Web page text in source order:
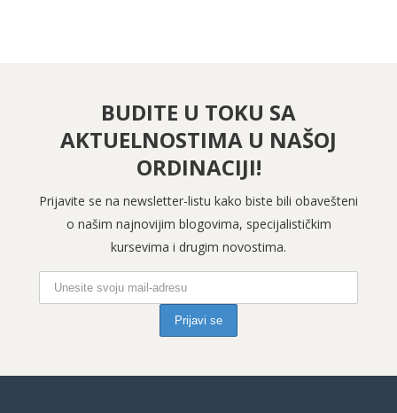
BUDITE U TOKU SA
AKTUELNOSTIMA U NAŠOJ
ORDINACIJI!
Prijavite se na newsletter-listu kako biste bili obavešteni
o našim najnovijim blogovima, specijalističkim
kursevima i drugim novostima.